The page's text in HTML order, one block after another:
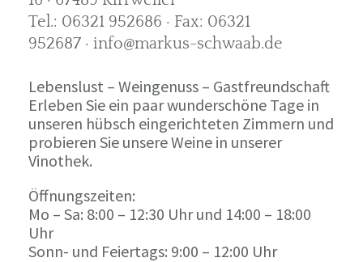
Tel.: 06321 952686 · Fax: 06321
952687 · info@markus-schwaab.de
Lebenslust – Weingenuss – Gastfreundschaft
Erleben Sie ein paar wunderschöne Tage in
unseren hübsch eingerichteten Zimmern und
probieren Sie unsere Weine in unserer
Vinothek.
Öffnungszeiten:
Mo – Sa: 8:00 – 12:30 Uhr und 14:00 – 18:00
Uhr
Sonn- und Feiertags: 9:00 – 12:00 Uhr